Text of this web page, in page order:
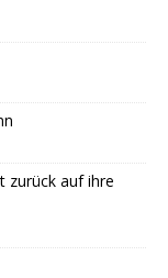
zurück auf ihre